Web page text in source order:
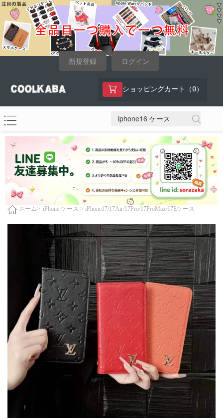
新規登録 ログイン
ショッピングカート（ 0）
ホーム> iPhone ケース > iPhone17/17Air/17Pro/17ProMax/17Eケース